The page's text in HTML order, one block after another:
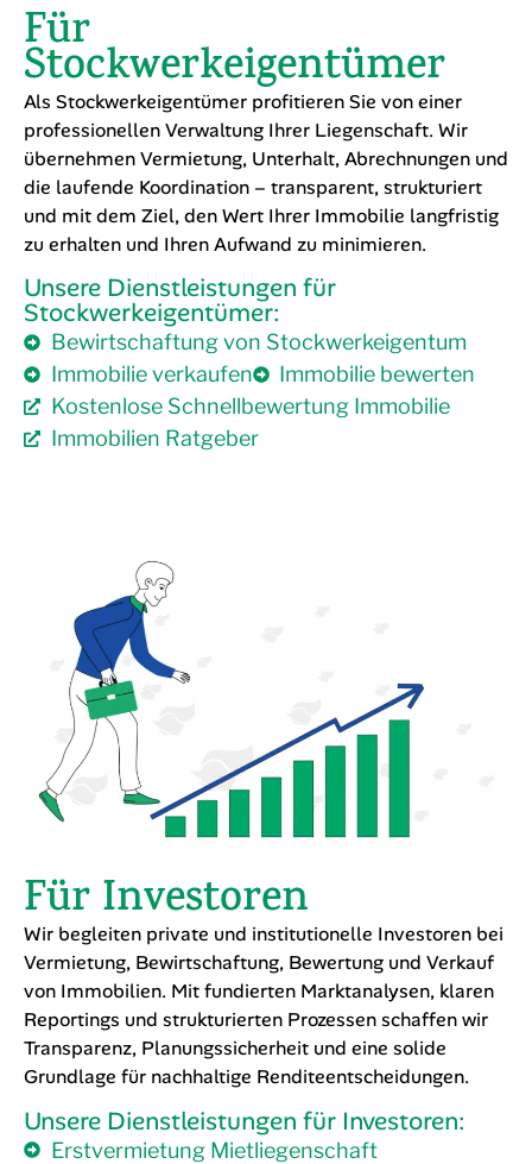
Für
Stockwerkeigentümer
Als Stockwerkeigentümer profitieren Sie von einer
professionellen Verwaltung Ihrer Liegenschaft. Wir
übernehmen Vermietung, Unterhalt, Abrechnungen und
die laufende Koordination – transparent, strukturiert
und mit dem Ziel, den Wert Ihrer Immobilie langfristig
zu erhalten und Ihren Aufwand zu minimieren.
Unsere Dienstleistungen für
Stockwerkeigentümer:
Bewirtschaftung von Stockwerkeigentum
Immobilie verkaufen
Immobilie bewerten
Kostenlose Schnellbewertung Immobilie
Immobilien Ratgeber
Für Investoren
Wir begleiten private und institutionelle Investoren bei
Vermietung, Bewirtschaftung, Bewertung und Verkauf
von Immobilien. Mit fundierten Marktanalysen, klaren
Reportings und strukturierten Prozessen schaffen wir
Transparenz, Planungssicherheit und eine solide
Grundlage für nachhaltige Renditeentscheidungen.
Unsere Dienstleistungen für Investoren:
Erstvermietung Mietliegenschaft